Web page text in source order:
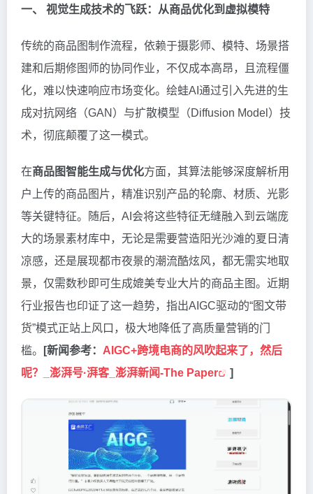
一、 视觉生成技术的飞跃：从商品优化到虚拟模特
传统的商品图制作流程，依赖于摄影师、模特、场景搭
建和后期修图师的协同作业，不仅成本高昂，且流程僵
化，难以快速响应市场变化。绘蛙AI通过引入先进的生
成对抗网络（GAN）与扩散模型（Diffusion Model）技
术，彻底颠覆了这一模式。
在商品图智能生成与优化方面，其算法能够深度解析用
户上传的商品图片，精准识别产品的轮廓、材质、光影
等关键特征。随后，AI会将这些特征无缝融入到云端庞
大的场景素材库中，无论是需要营造阳光沙滩的夏日清
凉感，还是展现都市夜景的潮流酷炫风，都无需实地取
景，仅需数秒即可生成媲美专业大片的商品主图。近期
行业报告也印证了这一趋势，指出AIGC驱动的“图文带
货”模式正站上风口，极大地降低了高质量营销的门
槛。
[新闻参考： AIGC+跨境电商的风吹起来了，然后
呢？_澎湃号·湃客_澎湃新闻-The Paper
]